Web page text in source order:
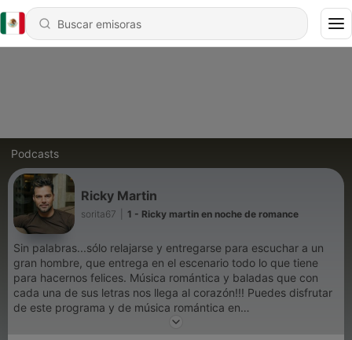
Podcasts
Ricky Martin
sorita67 1 - Ricky martin en noche de romance
Sin palabras...sólo relajarse y entregarse para escuchar a un
gran hombre, que entrega en el escenario todo lo que tiene
para hacernos felices. Música romántica y baladas que con
cada una de sus letras nos llega al corazón!!! Puedes disfrutar
de este programa y de música romántica en
Soritaradio1.blogspot.com O descarga nuestra aplicación